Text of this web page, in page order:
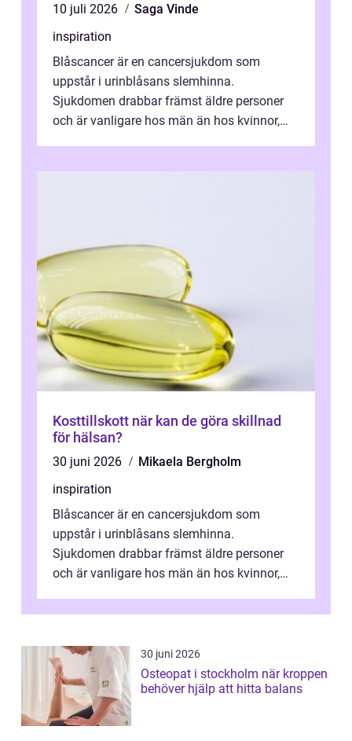
10 juli 2026
Saga Vinde
inspiration
Blåscancer är en cancersjukdom som
uppstår i urinblåsans slemhinna.
Sjukdomen drabbar främst äldre personer
och är vanligare hos män än hos kvinnor,
Kosttillskott när kan de göra skillnad
för hälsan?
30 juni 2026
Mikaela Bergholm
inspiration
Blåscancer är en cancersjukdom som
uppstår i urinblåsans slemhinna.
Sjukdomen drabbar främst äldre personer
och är vanligare hos män än hos kvinnor,
förändringarna u...
30 juni 2026
Osteopat i stockholm när kroppen
behöver hjälp att hitta balans